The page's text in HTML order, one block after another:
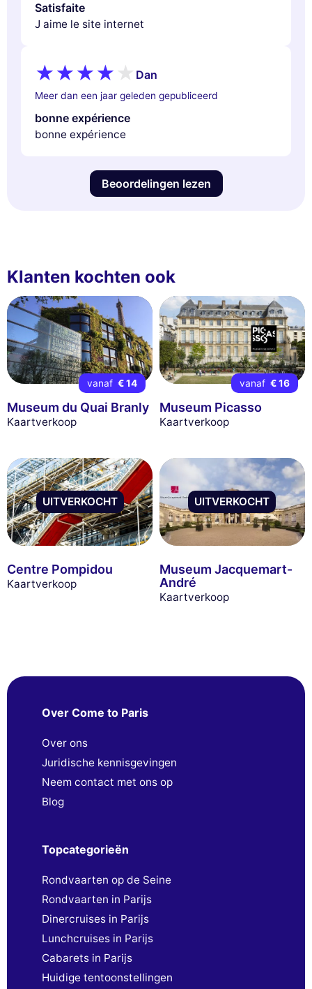
Satisfaite
J aime le site internet
Dan
Meer dan een jaar geleden gepubliceerd
bonne expérience
bonne expérience
Beoordelingen lezen
Klanten kochten ook
vanaf € 14
Museum du Quai Branly
Kaartverkoop
vanaf € 16
Museum Picasso
Kaartverkoop
UITVERKOCHT
Centre Pompidou
Kaartverkoop
UITVERKOCHT
Museum Jacquemart-
André
Kaartverkoop
Over Come to Paris
Over ons
Juridische kennisgevingen
Neem contact met ons op
Blog
Topcategorieën
Rondvaarten op de Seine
Rondvaarten in Parijs
Dinercruises in Parijs
Lunchcruises in Parijs
Cabarets in Parijs
Huidige tentoonstellingen